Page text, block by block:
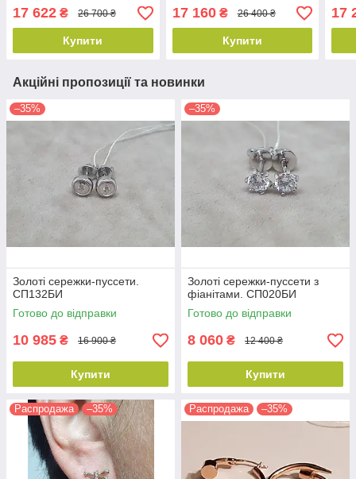
17 622 ₴ 26 700 ₴
Купити
17 160₴ 26 400 ₴
Купити
17
Акційні пропозиції та новинки
–35%
Золоті сережки-пуссети.
СП132БИ
Готово до відправки
10 985 ₴ 16 900 ₴
Купити
–35%
Золоті сережки-пуссети з
фіанітами. СП020БИ
Готово до відправки
8 060 ₴ 12 400 ₴
Купити
Распродажа –35% Распродажа –35%